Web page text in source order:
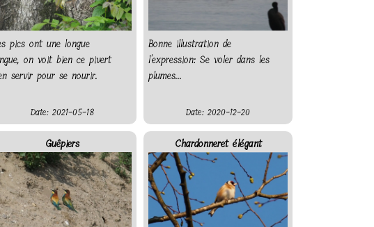
pics ont une longue
on voit bien ce pivert
servir pour se nourir.
Date: 2021-05-18
Bonne illustration de
l'expression: Se voler dans les
plumes...
Date: 2020-12-20
Guêpiers Chardonneret élégant